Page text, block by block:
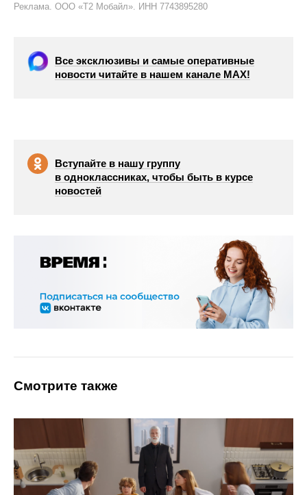
Реклама. ООО «Т2 Мобайл». ИНН 7743895280
Все эксклюзивы и самые оперативные
новости читайте в нашем канале МАХ!
Вступайте в нашу группу
в одноклассниках, чтобы быть в курсе
новостей
Смотрите также